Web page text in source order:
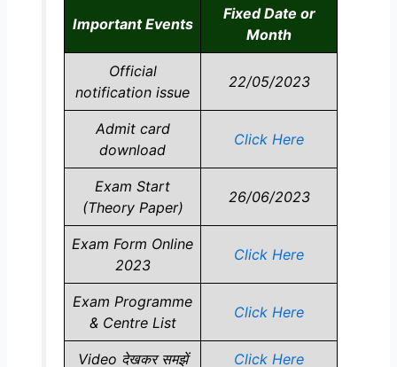
Important Events
Fixed Date or
Month
Official
notification issue
22/05/2023
Admit card
download
Click Here
Exam Start
(Theory Paper)
26/06/2023
Exam Form Online
2023
Click Here
Exam Programme
& Centre List
Click Here
Video देखकर समझें Click Here